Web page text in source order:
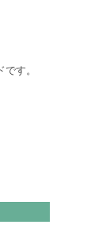
す。